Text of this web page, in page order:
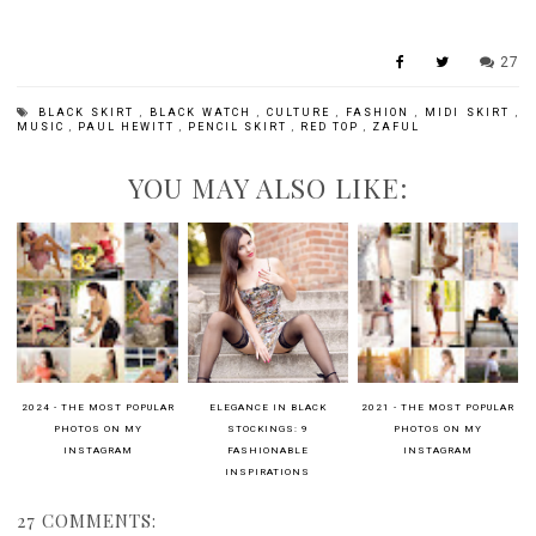
27
BLACK SKIRT , BLACK WATCH ,CULTURE, FASHION, MIDI SKIRT ,
MUSIC, PAUL HEWITT, PENCIL SKIRT, RED TOP, ZAFUL
YOU MAY ALSO LIKE:
2024 - THE MOST POPULAR
PHOTOS ON MY
INSTAGRAM
ELEGANCE IN BLACK
STOCKINGS: 9
FASHIONABLE
INSPIRATIONS
2021 - THE MOST POPULAR
PHOTOS ON MY
INSTAGRAM
27 COMMENTS: